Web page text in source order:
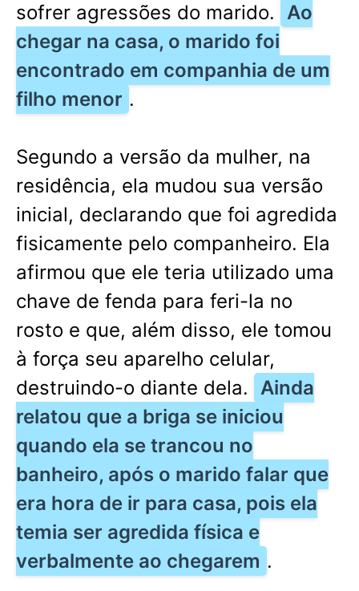
sofrer agressões do marido. Ao
chegar na casa, o marido foi
encontrado em companhia de um
filho menor .
Segundo a versão da mulher, na
residência, ela mudou sua versão
inicial, declarando que foi agredida
fisicamente pelo companheiro. Ela
afirmou que ele teria utilizado uma
chave de fenda para feri-la no
rosto e que, além disso, ele tomou
à força seu aparelho celular,
destruindo-o diante dela. Ainda
relatou que a briga se iniciou
quando ela se trancou no
banheiro, após o marido falar que
era hora de ir para casa, pois ela
temia ser agredida física e
verbalmente ao chegarem .